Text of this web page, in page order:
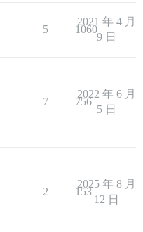
5 1060
2021 年 4 月
9 日
7 756
2022 年 6 月
5 日
2 153
2025 年 8 月
12 日